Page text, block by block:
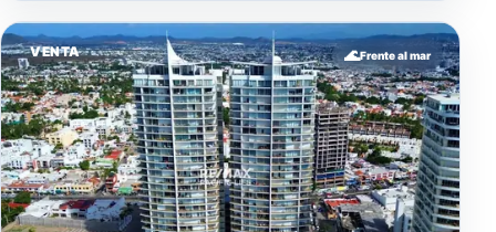
VENTA 🌊Frente al mar